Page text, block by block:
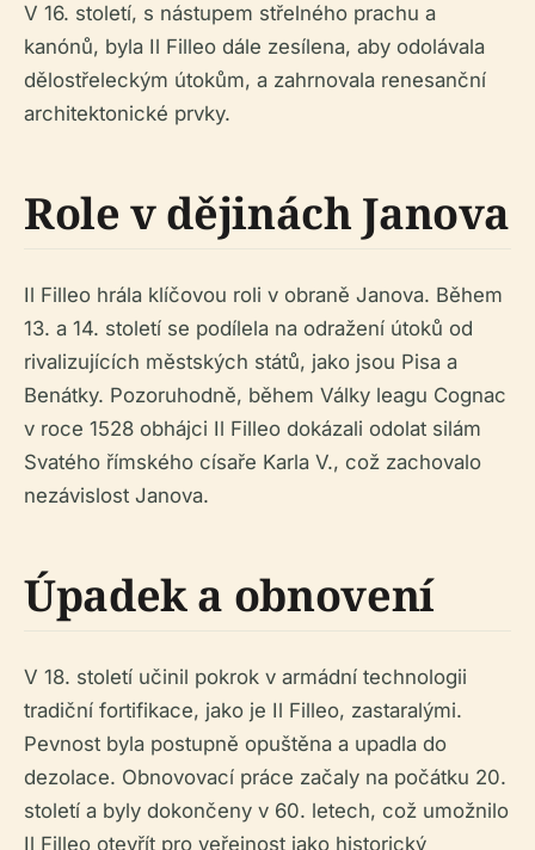
V 16. století, s nástupem střelného prachu a
kanónů, byla Il Filleo dále zesílena, aby odolávala
dělostřeleckým útokům, a zahrnovala renesanční
architektonické prvky.
Role v dějinách Janova
Il Filleo hrála klíčovou roli v obraně Janova. Během
13. a 14. století se podílela na odražení útoků od
rivalizujících městských států, jako jsou Pisa a
Benátky. Pozoruhodně, během Války leagu Cognac
v roce 1528 obhájci Il Filleo dokázali odolat silám
Svatého římského císaře Karla V., což zachovalo
nezávislost Janova.
Úpadek a obnovení
V 18. století učinil pokrok v armádní technologii
tradiční fortifikace, jako je Il Filleo, zastaralými.
Pevnost byla postupně opuštěna a upadla do
dezolace. Obnovovací práce začaly na počátku 20.
století a byly dokončeny v 60. letech, což umožnilo
Il Filleo otevřít pro veřejnost jako historický